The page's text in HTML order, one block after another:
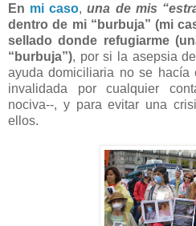
En mi caso,una de mis
dentro de mi “burbuja” (mi
sellado donde refugiarme
“burbuja”), por si la asepsia
ayuda domiciliaria no se hacía
invalidada por cualquier
nociva--, y para evitar una
ellos.